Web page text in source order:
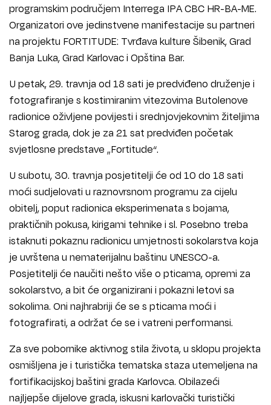
programskim područjem Interrega IPA CBC HR-BA-ME.
Organizatori ove jedinstvene manifestacije su partneri
na projektu FORTITUDE: Tvrđava kulture Šibenik, Grad
Banja Luka, Grad Karlovac i Opština Bar.
U petak, 29. travnja od 18 sati je predviđeno druženje i
fotografiranje s kostimiranim vitezovima Butolenove
radionice oživljene povijesti i srednjovjekovnim žiteljima
Starog grada, dok je za 21 sat predviđen početak
svjetlosne predstave „Fortitude“.
U subotu, 30. travnja posjetitelji će od 10 do 18 sati
moći sudjelovati u raznovrsnom programu za cijelu
obitelj, poput radionica eksperimenata s bojama,
praktičnih pokusa, kirigami tehnike i sl. Posebno treba
istaknuti pokaznu radionicu umjetnosti sokolarstva koja
je uvrštena u nematerijalnu baštinu UNESCO-a.
Posjetitelji će naučiti nešto više o pticama, opremi za
sokolarstvo, a bit će organizirani i pokazni letovi sa
sokolima. Oni najhrabriji će se s pticama moći i
fotografirati, a održat će se i vatreni performansi.
Za sve pobornike aktivnog stila života, u sklopu projekta
osmišljena je i turistička tematska staza utemeljena na
fortifikacijskoj baštini grada Karlovca. Obilazeći
najljepše dijelove grada, iskusni karlovački turistički